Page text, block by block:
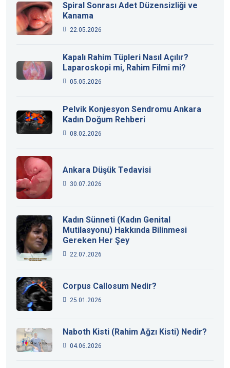
Spiral Sonrası Adet Düzensizliği ve
Kanama
22.05.2026
Kapalı Rahim Tüpleri Nasıl Açılır?
Laparoskopi mi, Rahim Filmi mi?
05.05.2026
Pelvik Konjesyon Sendromu Ankara
Kadın Doğum Rehberi
08.02.2026
Ankara Düşük Tedavisi
30.07.2026
Kadın Sünneti (Kadın Genital
Mutilasyonu) Hakkında Bilinmesi
Gereken Her Şey
22.07.2026
Corpus Callosum Nedir?
25.01.2026
Naboth Kisti (Rahim Ağzı Kisti) Nedir?
04.06.2026